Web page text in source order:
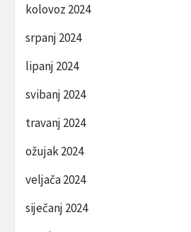
kolovoz 2024
srpanj 2024
lipanj 2024
svibanj 2024
travanj 2024
ožujak 2024
veljača 2024
siječanj 2024